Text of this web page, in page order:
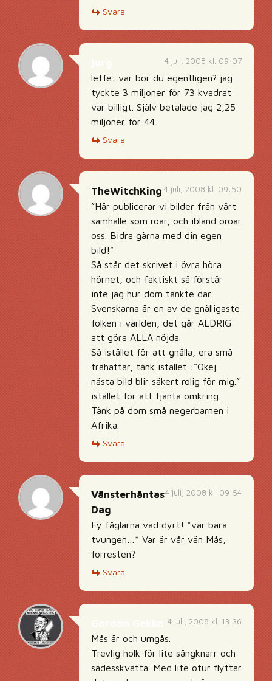
Svara
4 juli, 2008 kl. 09:07
leffe: var bor du egentligen? jag
tyckte 3 miljoner för 73 kvadrat
var billigt. Själv betalade jag 2,25
miljoner för 44.
Svara
4 juli, 2008 kl. 09:50
TheWitchKing
”Här publicerar vi bilder från vårt
samhälle som roar, och ibland oroar
oss. Bidra gärna med din egen
bild!”
Så står det skrivet i övra höra
hörnet, och faktiskt så förstår
inte jag hur dom tänkte där.
Svenskarna är en av de gnälligaste
folken i världen, det går ALDRIG
att göra ALLA nöjda.
Så istället för att gnälla, era små
trähattar, tänk istället :”Okej
nästa bild blir säkert rolig för mig.”
istället för att fjanta omkring.
Tänk på dom små negerbarnen i
Afrika.
Svara
4 juli, 2008 kl. 09:54
Vänsterhäntas
Dag
Fy fåglarna vad dyrt! *var bara
tvungen…* Var är vår vän Mås,
förresten?
Svara
4 juli, 2008 kl. 13:36
Mås är och umgås.
Trevlig holk för lite sängknarr och
sädesskvätta. Med lite otur flyttar